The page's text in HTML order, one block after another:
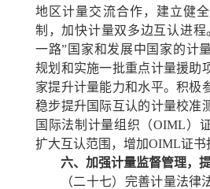
地区计量交流合作，建立健
制，加快计量双多边互认进程
一路”国家和发展中国家的计
规划和实施一批重点计量援助
家提升计量能力和水平。积极
稳步提升国际互认的计量校准
国际法制计量组织（OIML）
扩大互认范围，增加OIML证书
六、加强计量监督管理，
（二十七）完善计量法律